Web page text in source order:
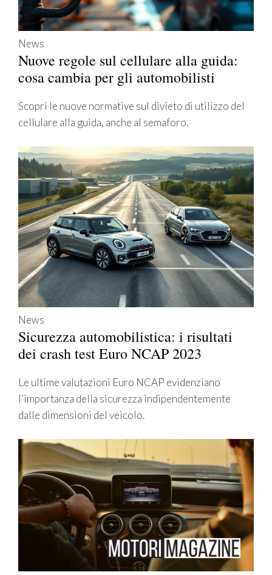
News
Nuove regole sul cellulare alla guida:
cosa cambia per gli automobilisti
Scopri le nuove normative sul divieto di utilizzo del
cellulare alla guida, anche al semaforo.
News
Sicurezza automobilistica: i risultati
dei crash test Euro NCAP 2023
Le ultime valutazioni Euro NCAP evidenziano
l’importanza della sicurezza indipendentemente
dalle dimensioni del veicolo.